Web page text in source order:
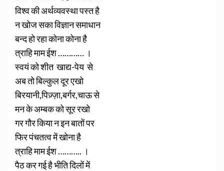
विश्व की अर्थव्यवस्था पस्त है
न खोज सका विज्ञान समाधान
बन्द हो रहा कोना कोना है
त्राहि माम ईश ………… ।
स्वयं को शीत खाद्य-पेय से
अब तो बिल्कुल दूर एखो
बिरयानी,पिज़्ज़ा,बर्गर,चाऊ से
मन के अम्बक को सूर रखो
गर गौर किया न इन बातों पर
फिर पंचतत्व में खोना है
त्राहि माम ईश ……….. ।
पैठ कर गई है भीति दिलों में